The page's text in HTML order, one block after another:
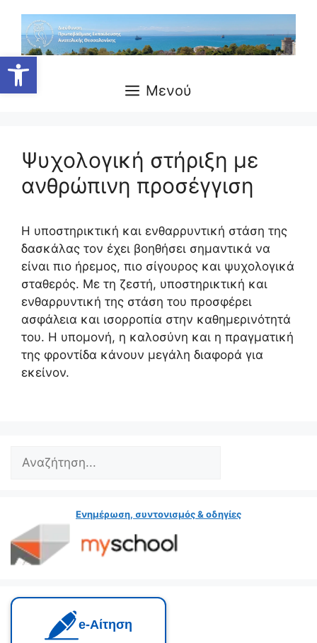
Ανοίξτε τη γραμμή εργαλείων
περιεχόμενο
Μενού
Ψυχολογική στήριξη με
ανθρώπινη προσέγγιση
Η υποστηρικτική και ενθαρρυντική στάση της
δασκάλας τον έχει βοηθήσει σημαντικά να
είναι πιο ήρεμος, πιο σίγουρος και ψυχολογικά
σταθερός. Με τη ζεστή, υποστηρικτική και
ενθαρρυντική της στάση του προσφέρει
ασφάλεια και ισορροπία στην καθημερινότητά
του. Η υπομονή, η καλοσύνη και η πραγματική
της φροντίδα κάνουν μεγάλη διαφορά για
εκείνον.
Ενημέρωση, συντονισμός & οδηγίες
e‑Αίτηση